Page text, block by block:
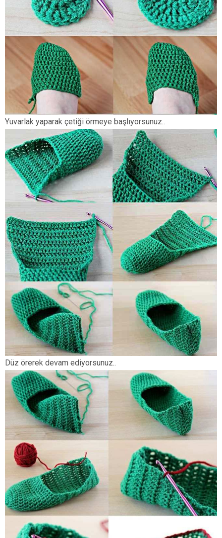
Yuvarlak yaparak çetiği örmeye başlıyorsunuz..
Düz örerek devam ediyorsunuz..